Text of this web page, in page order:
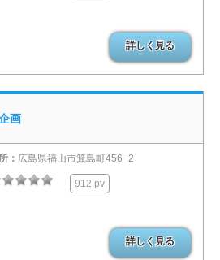
詳しく見る
画
： 広島県福山市箕島町456−2
912 pv
詳しく見る